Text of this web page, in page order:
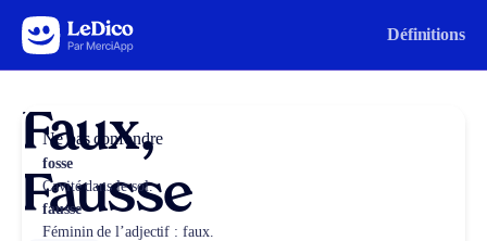
Aller au contenu Définitions
Faux,
Fausse
Ne pas confondre
fosse
Cavité dans le sol.
fausse
Féminin de l’adjectif : faux.